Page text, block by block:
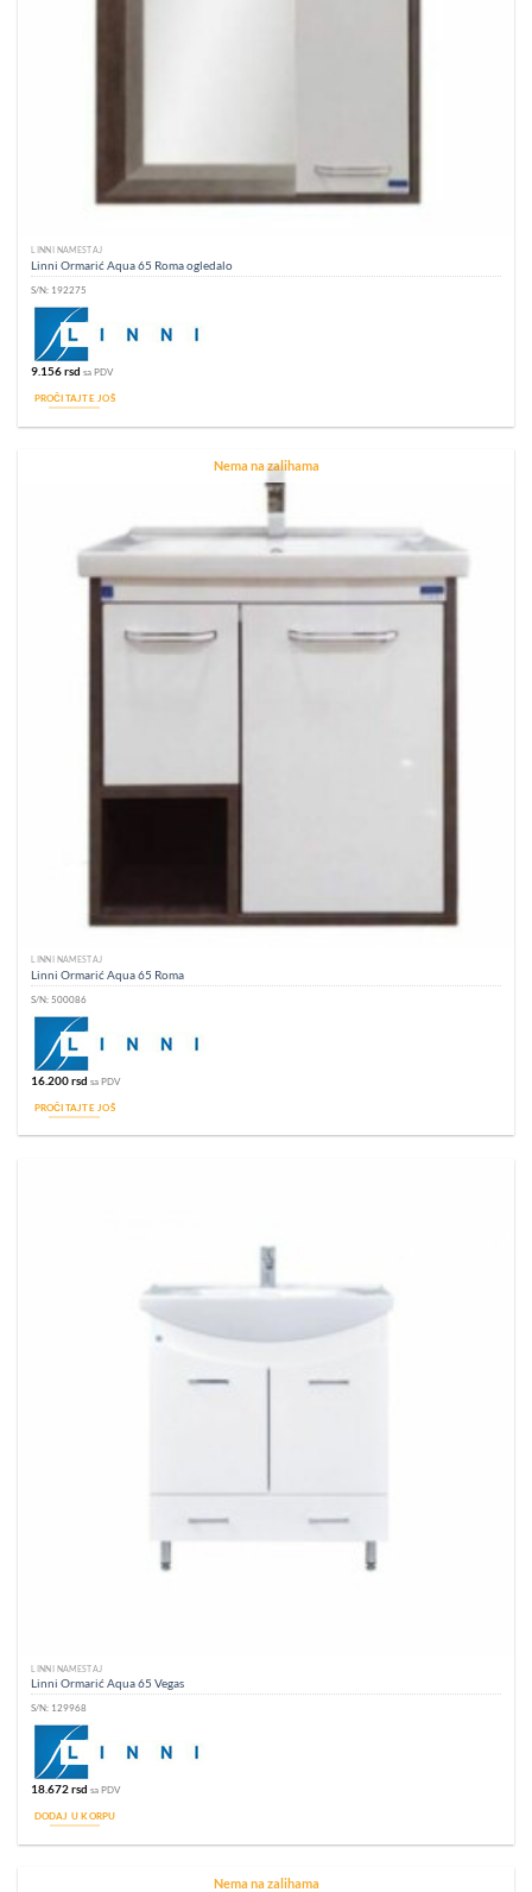
LINNI NAMEŠTAJ
Linni Ormarić Aqua 65 Roma ogledalo
S/N: 192275
9.156rsd sa PDV
PROČITAJTE JOŠ
Nema na zalihama
LINNI NAMEŠTAJ
Linni Ormarić Aqua 65 Roma
S/N:500086
16.200rsd sa PDV
PROČITAJTE JOŠ
LINNI NAMEŠTAJ
Linni Ormarić Aqua 65 Vegas
S/N: 129968
18.672rsd sa PDV
DODAJ U KORPU
Nema na zalihama